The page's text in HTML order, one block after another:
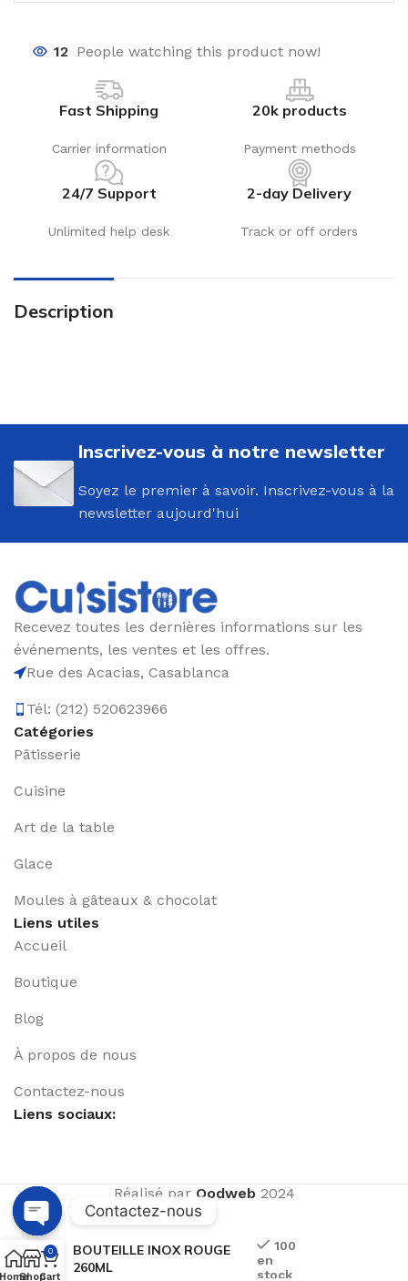
12 People watching this product now!
Fast Shipping
Carrier information
20k products
Payment methods
24/7 Support
Unlimited help desk
2-day Delivery
Track or off orders
Description
Inscrivez-vous à notre newsletter
Soyez le premier à savoir. Inscrivez-vous à la
newsletter aujourd'hui
Recevez toutes les dernières informations sur les
événements, les ventes et les offres.
Rue des Acacias, Casablanca
Tél: (212) 520623966
Catégories
Pâtisserie
Cuisine
Art de la table
Glace
Moules à gâteaux & chocolat
Liens utiles
Accueil
Boutique
Blog
À propos de nous
Contactez-nous
Liens sociaux:
Réalisé par Qodweb2024
BOUTEILLE INOX ROUGE
260ML
100
en
stock
HomeShop
0
Cart
Contactez-nous
Open
chaty